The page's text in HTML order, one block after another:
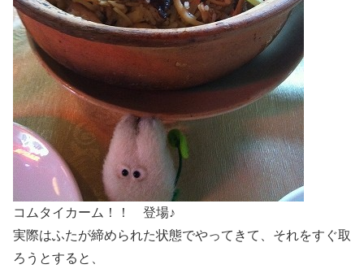
コムタイカーム！！ 登場♪
実際はふたが締められた状態でやってきて、それをすぐ取
ろうとすると、